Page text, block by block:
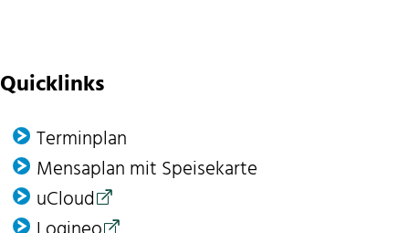
Quicklinks
Terminplan
Mensaplan mit Speisekarte
uCloud